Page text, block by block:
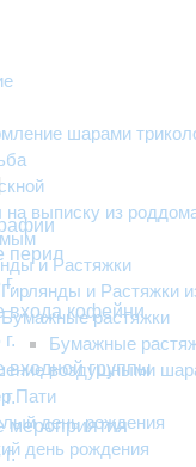
шарами
выписку из
и Растяжки
Гирлянды и Растяжки
Бумажные растяжки
Бумажные
воздушными
Пати
день рождения
день рождения
перил
входа кофейни
входной группы
мероприятия